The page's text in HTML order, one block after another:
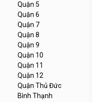
Quận 5
Quận 6
Quận 7
Quận 8
Quận 9
Quận 10
Quận 11
Quận 12
Quận Thủ Đức
Bình Thạnh